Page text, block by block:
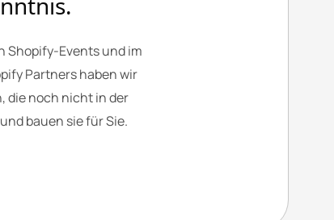
Shopify-Events und im
Partners haben wir
die noch nicht in der
bauen sie für Sie.